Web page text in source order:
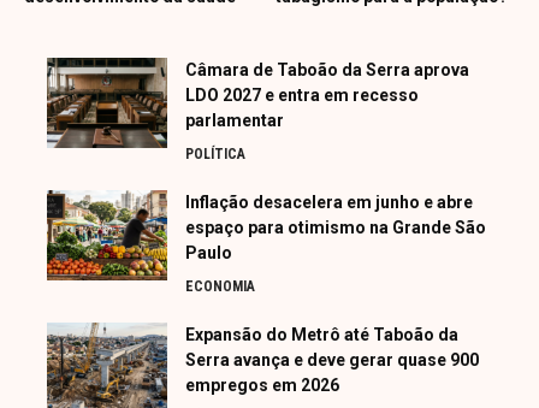
Câmara de Taboão da Serra aprova
LDO 2027 e entra em recesso
parlamentar
POLÍTICA
Inflação desacelera em junho e abre
espaço para otimismo na Grande São
Paulo
ECONOMIA
Expansão do Metrô até Taboão da
Serra avança e deve gerar quase 900
empregos em 2026